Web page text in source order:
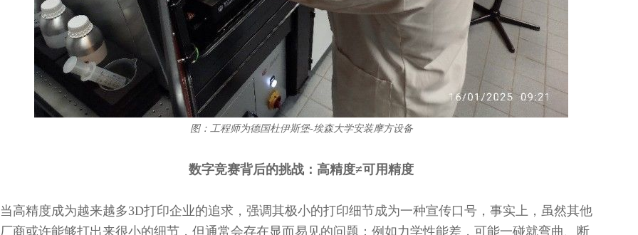
图：工程师为德国杜伊斯堡-埃森大学安装摩方设备
数字竞赛背后的挑战：高精度≠可用精度
当高精度成为越来越多3D打印企业的追求，强调其极小的打印细节成为一种宣传口号，事实上，虽然其他
厂商或许能够打出来很小的细节，但通常会存在显而易见的问题：例如力学性能差，可能一碰就弯曲、断